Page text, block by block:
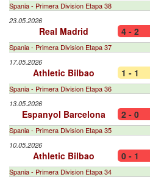
Spania - Primera Division Etapa 38
23.05.2026
Real Madrid 4 - 2
Spania - Primera Division Etapa 37
17.05.2026
Athletic Bilbao 1 - 1
Spania - Primera Division Etapa 36
13.05.2026
Espanyol Barcelona 2 - 0
Spania - Primera Division Etapa 35
10.05.2026
Athletic Bilbao 0 - 1
Spania - Primera Division Etapa 34